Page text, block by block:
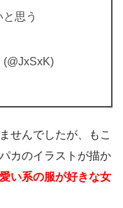
思う
(@JxSxK)
せんでしたが、もこ
カのイラストが描か
い系の服が好きな女